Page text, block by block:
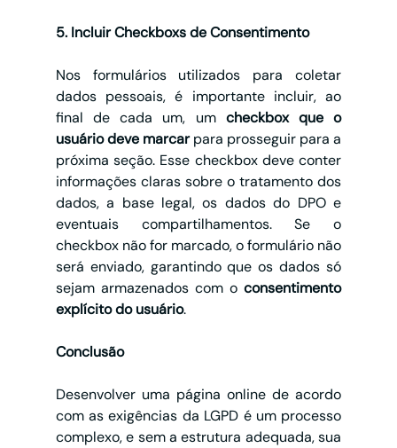
5. Incluir Checkboxs de Consentimento
Nos formulários utilizados para coletar
dados pessoais, é importante incluir, ao
final de cada um, um checkbox que o
usuário deve marcar para prosseguir para a
próxima seção. Esse checkbox deve conter
informações claras sobre o tratamento dos
dados, a base legal, os dados do DPO e
eventuais compartilhamentos. Se o
checkbox não for marcado, o formulário não
será enviado, garantindo que os dados só
sejam armazenados com o consentimento
explícito do usuário.
Conclusão
Desenvolver uma página online de acordo
com as exigências da LGPD é um processo
complexo, e sem a estrutura adequada, sua